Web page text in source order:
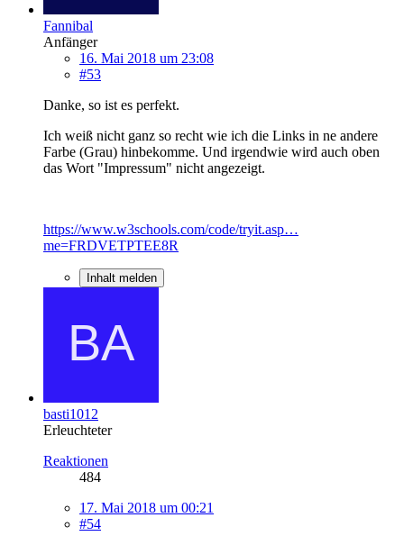
Fannibal
Anfänger
16. Mai 2018 um 23:08
#53
Danke, so ist es perfekt.
Ich weiß nicht ganz so recht wie ich die Links in ne andere
Farbe (Grau) hinbekomme. Und irgendwie wird auch oben
das Wort "Impressum" nicht angezeigt.
https://www.w3schools.com/code/tryit.asp…
me=FRDVETPTEE8R
Inhalt melden
basti1012
Erleuchteter
Reaktionen
484
17. Mai 2018 um 00:21
#54